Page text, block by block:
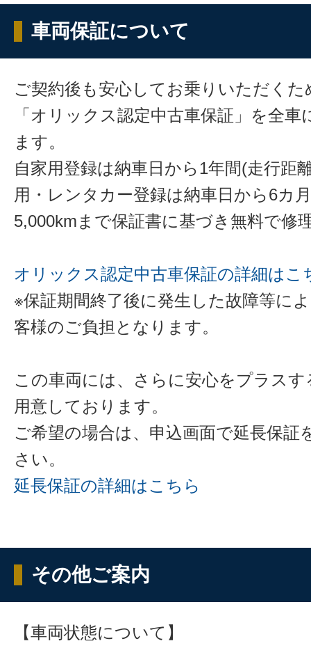
車両保証について
ご契約後も安心してお乗りいただくた
「オリックス認定中古車保証」を全
ます。
自家用登録は納車日から1年間(走行距
用・レンタカー登録は納車日から6カ
5,000kmまで保証書に基づき無料で修
オリックス認定中古車保証の詳細はこ
※保証期間終了後に発生した故障等に
客様のご負担となります。
この車両には、さらに安心をプラス
用意しております。
ご希望の場合は、申込画面で延長保証
さい。
延長保証の詳細はこちら
その他ご案内
【車両状態について】